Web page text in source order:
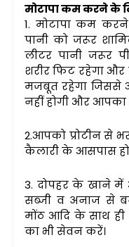
मोटापा कम करने के
1. मोटापा कम
पानी को जरूर
लीटर पानी जरूर
शरीर फिट रहेगा और
मजबूत रहेगा जिससे
नहीं होगी और आपका
2.आपको प्रोटीन से
कैलारी के आसपास
3. दोपहर के खाने में
सब्जी व अनाज से
मोंठ आदि के साथ ही
का भी सेवन करें।